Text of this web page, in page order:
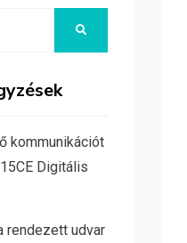
kommunikációt
Digitális
rendezett udvar